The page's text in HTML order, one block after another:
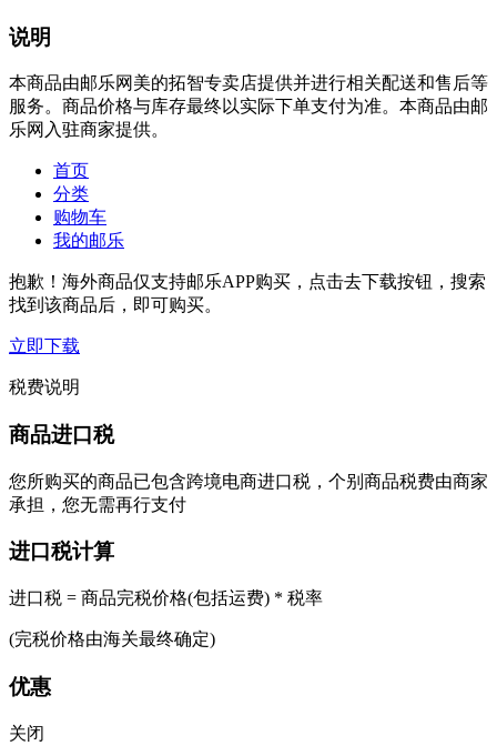
说明
本商品由邮乐网美的拓智专卖店提供并进行相关配送和售后等
服务。商品价格与库存最终以实际下单支付为准。本商品由邮
乐网入驻商家提供。
首页
分类
购物车
我的邮乐
抱歉！海外商品仅支持邮乐APP购买，点击去下载按钮，搜索
找到该商品后，即可购买。
立即下载
税费说明
商品进口税
您所购买的商品已包含跨境电商进口税，个别商品税费由商家
承担，您无需再行支付
进口税计算
进口税 = 商品完税价格(包括运费) * 税率
(完税价格由海关最终确定)
优惠
关闭